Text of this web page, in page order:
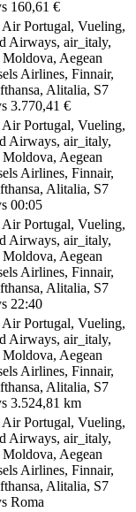
160,61 €
Portugal, Vueling,
Airways, air_italy,
Aegean
Airlines, Finnair,
Alitalia, S7
3.770,41 €
Portugal, Vueling,
Airways, air_italy,
Aegean
Airlines, Finnair,
Alitalia, S7
00:05
Portugal, Vueling,
Airways, air_italy,
Aegean
Airlines, Finnair,
Alitalia, S7
22:40
Portugal, Vueling,
Airways, air_italy,
Aegean
Airlines, Finnair,
Alitalia, S7
3.524,81 km
Portugal, Vueling,
Airways, air_italy,
Aegean
Airlines, Finnair,
Alitalia, S7
Roma